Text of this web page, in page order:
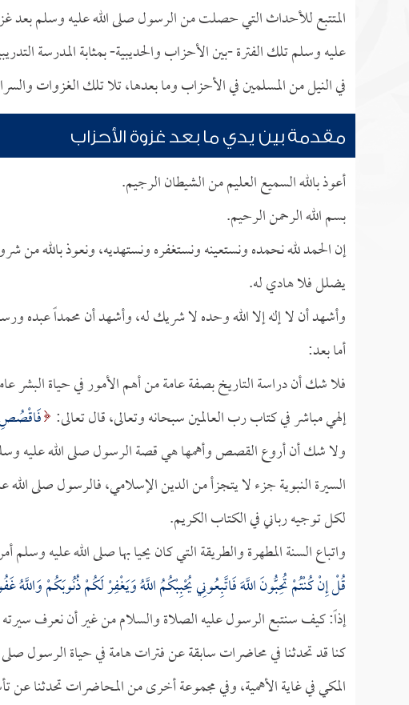
المتتبع للأحداث التي حصلت من الرسول صلى الله عليه وسلم بعد
عليه وسلم تلك الفترة -بين الأحزاب والحديبية- بمثابة المدرسة
في النيل من المسلمين في الأحزاب وما بعدها، تلا تلك الغزوات
مقدمة بين يدي ما بعد غزوة الأحزاب
أعوذ بالله السميع العليم من الشيطان الرجيم.
بسم الله الرحمن الرحيم.
إن الحمد لله نحمده ونستعينه ونستغفره ونستهديه، ونعوذ بالله من
يضلل فلا هادي له.
وأشهد أن لا إله إلا الله وحده لا شريك له، وأشهد أن محمداً عبده
أما بعد:
فلا شك أن دراسة التاريخ بصفة عامة من أهم الأمور في حياة البشر
إلهي مباشر في كتاب رب العالمين سبحانه وتعالى، قال تعالى:
ولا شك أن أروع القصص وأهمها هي قصة الرسول صلى الله عليه
السيرة النبوية جزء لا يتجزأ من الدين الإسلامي، فالرسول صلى
لكل توجيه رباني في الكتاب الكريم.
واتباع السنة المطهرة والطريقة التي كان يحيا بها صلى الله عليه
قُلْ إِنْ كُنْتُمْ تُحِبُّونَ اللَّهَ فَاتَّبِعُونِي يُحْبِبْكُمُ اللَّهُ وَيَغْفِرْ لَكُمْ ذُنُوبَكُمْ وَاللَّهُ
إذاً: كيف سنتبع الرسول عليه الصلاة والسلام من غير أن نعرف
كنا قد تحدثنا في محاضرات سابقة عن فترات هامة في حياة الرسول
المكي في غاية الأهمية، وفي مجموعة أخرى من المحاضرات تحدثنا